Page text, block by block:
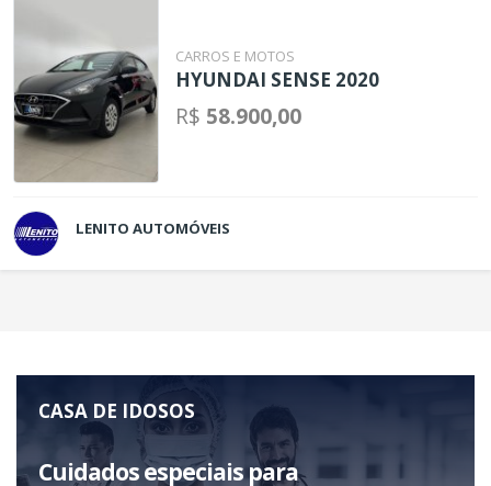
CARROS E MOTOS
HYUNDAI SENSE 2020
R$ 58.900,00
LENITO AUTOMÓVEIS
CASA DE IDOSOS
Cuidados especiais para